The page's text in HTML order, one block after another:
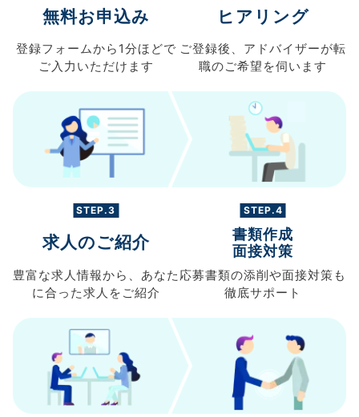
無料お申込み
登録フォームから 1分ほどで
ご入力 いただけます
ヒアリング
ご登録後、 アドバイザーが転
職のご希望を伺います
STEP.3
求人のご紹介
豊富な求人情報から、 あなた
に合った求人を ご紹介
STEP.4
書類作成
面接対策
応募書類の添削や面接対策も
徹底サポート